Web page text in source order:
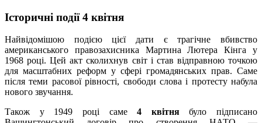
Історичні події 4 квітня
Найвідомішою подією цієї дати є трагічне вбивство
американського правозахисника Мартина Лютера Кінга у
1968 році. Цей акт сколихнув світ і став відправною точкою
для масштабних реформ у сфері громадянських прав. Саме
після теми расової рівності, свободи слова і протесту набула
нового звучання.
Також у 1949 році саме4 квітнябуло підписано